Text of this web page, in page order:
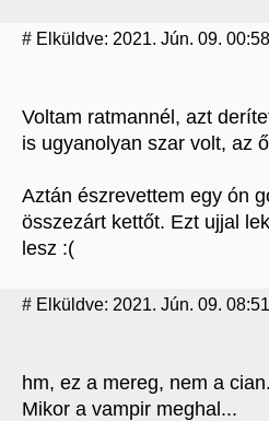
# Elküldve: 2021. Jún. 09. 00:58
Voltam ratmannél, azt
is ugyanolyan szar volt, az
Aztán észrevettem egy ón
összezárt kettőt. Ezt ujjal
lesz :(
# Elküldve: 2021. Jún. 09.
hm, ez a mereg, nem a
Mikor a vampir meghal...